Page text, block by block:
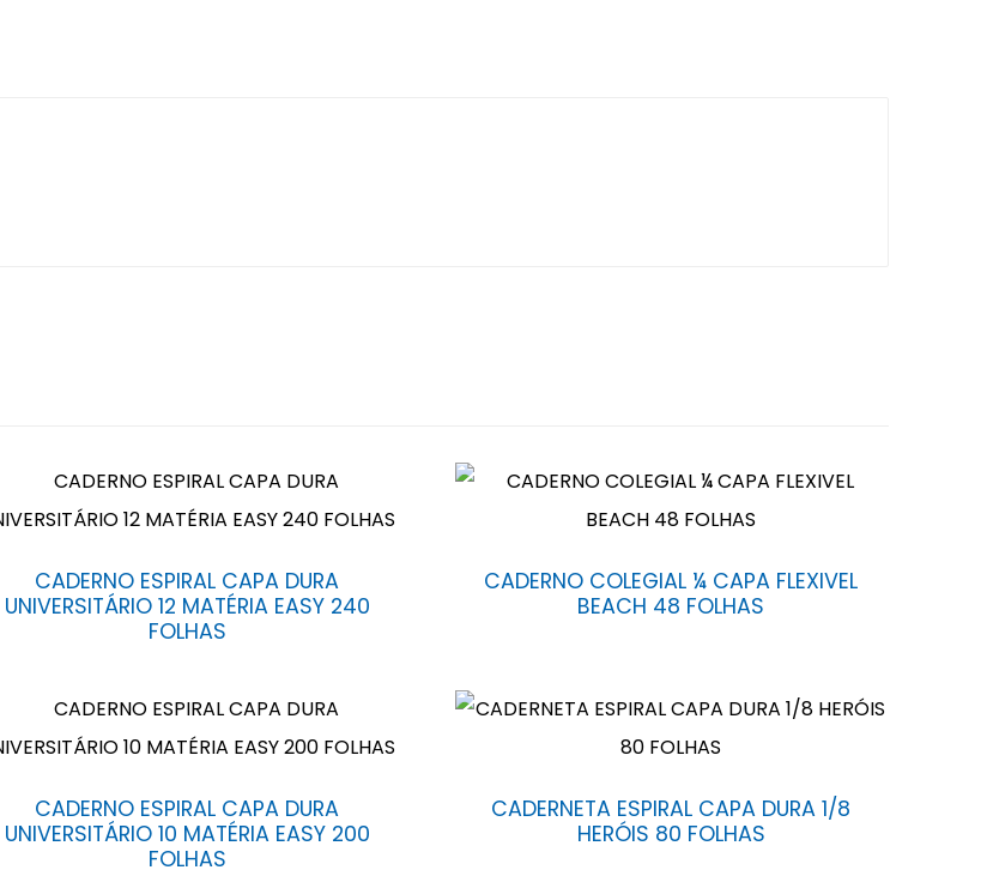
CADERNO ESPIRAL CAPA DURA
UNIVERSITÁRIO 12 MATÉRIA EASY 240
FOLHAS
CADERNO COLEGIAL ¼ CAPA FLEXIVEL
BEACH 48 FOLHAS
CADERNO ESPIRAL CAPA DURA
UNIVERSITÁRIO 10 MATÉRIA EASY 200
FOLHAS
CADERNETA ESPIRAL CAPA DURA 1/8
HERÓIS 80 FOLHAS